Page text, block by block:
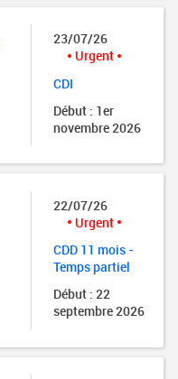
23/07/26
Urgent
CDI
Début : 1er
novembre 2026
22/07/26
Urgent
CDD 11 mois -
Temps partiel
Début : 22
septembre 2026